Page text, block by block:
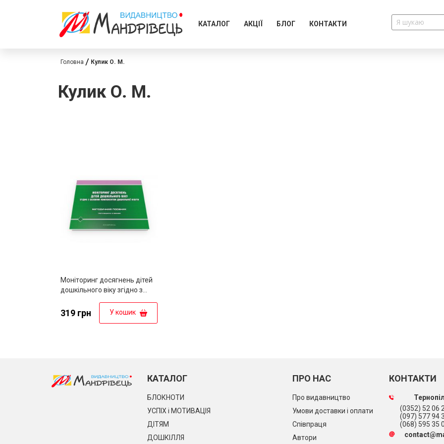
КАТАЛОГ АКЦІЇ БЛОГ КОНТАКТИ
Головна Кулик О. М.
Кулик О. М.
Моніторинг досягнень дітей
дошкільного віку згідно з
дошкільної освіти
319 грн У кошик
КАТАЛОГ
БЛОКНОТИ
УСПІХ і МОТИВАЦІЯ
ДІТЯМ
ДОШКІЛЛЯ
ПРО НАС
Про видавництво
Умови доставки і оплати
Співпраця
Автори
КОНТАКТИ
(0352) 52 06
(097) 577 94
(068) 595 35